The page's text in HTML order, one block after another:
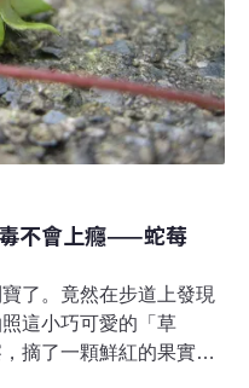
不會上癮——蛇莓
了。竟然在步道上發現
這小巧可愛的「草
摘了一顆鮮紅的果實後